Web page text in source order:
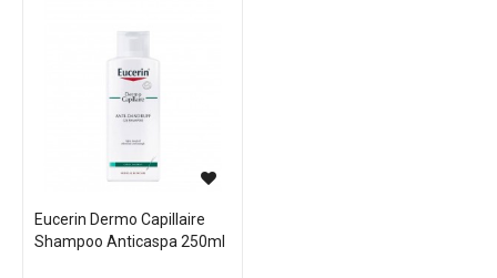
Eucerin Dermo Capillaire
Shampoo Anticaspa 250ml